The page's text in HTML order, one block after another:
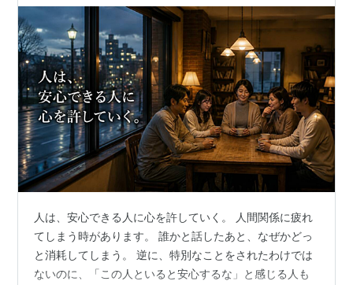
人は、安心できる人に心を許していく。 人間関係に疲れ
てしまう時があります。 誰かと話したあと、なぜかどっ
と消耗してしまう。 逆に、特別なことをされたわけでは
ないのに、「この人といると安心するな」と感じる人も